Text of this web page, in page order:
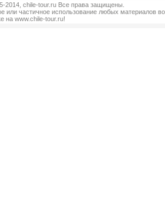
2014, chile-tour.ru Все права защищены.
или частичное использование любых материалов
на www.chile-tour.ru!